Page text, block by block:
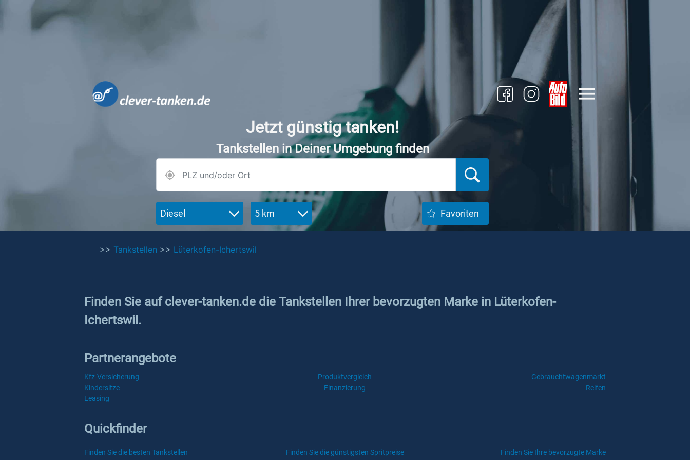
Jetzt günstig tanken!
Tankstellen in Deiner Umgebung finden
Diesel 5 km Favoriten
>> Tankstellen >> Lüterkofen-Ichertswil
Finden Sie auf clever-tanken.de die Tankstellen Ihrer bevorzugten Marke in Lüterkofen-
Ichertswil.
Partnerangebote
Kfz-Versicherung Produktvergleich
Gebrauchtwagenmarkt
Kindersitze
Finanzierung
Reifen
Leasing
Quickfinder
Finden Sie die besten Tankstellen Finden Sie die günstigsten Spritpreise Finden Sie Ihre bevorzugte Marke